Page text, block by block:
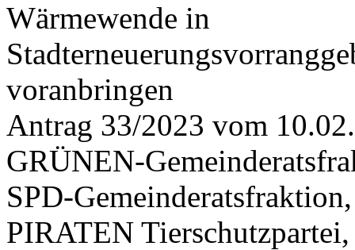
Wärmewende in
voranbringen
Antrag 33/2023 vom
GRÜNEN-
SPD-
PIRATEN Tierschutzpartei,